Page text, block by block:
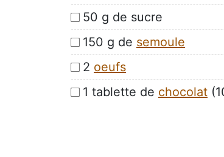
50 g de sucre
150 g de semoule
2 oeufs
1 tablette de chocolat